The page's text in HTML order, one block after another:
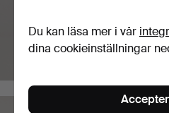
Du kan läsa mer i vår
dina cookieinställningar